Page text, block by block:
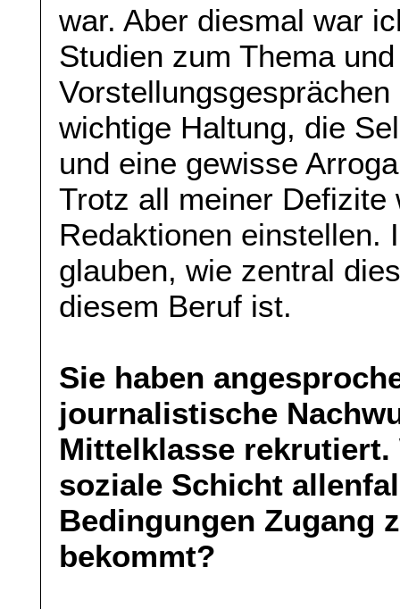
war. Aber diesmal war
Studien zum Thema
wichtige Haltung, die
und eine gewisse
Trotz all meiner
Redaktionen einstellen.
glauben, wie zentral
diesem Beruf ist.
Sie haben
journalistische
Mittelklasse rekrutiert.
soziale Schicht
Bedingungen Zugang
bekommt?